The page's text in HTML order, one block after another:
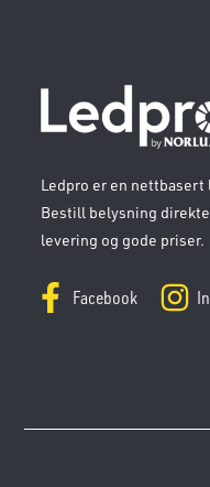
Ledpro er en
Bestill belysning
levering og gode priser.
Facebook